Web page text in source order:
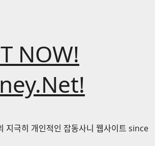
NOW!
지극히 개인적인 잡동사니 웹사이트 since